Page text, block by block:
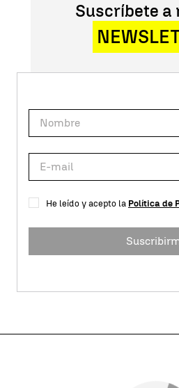
Suscríbete a
He leído y acepto la Política de